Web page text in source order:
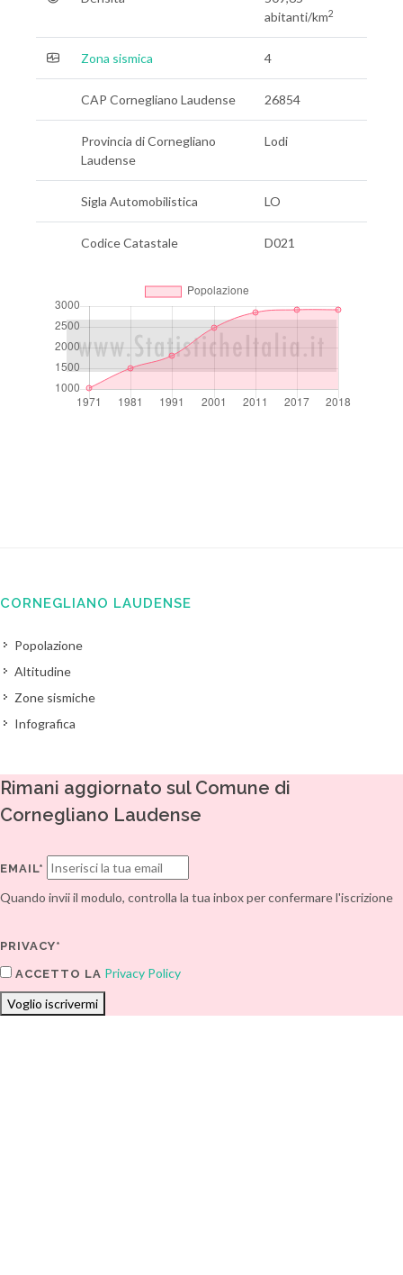
abitanti/km2
Zona sismica 4
CAP Cornegliano Laudense 26854
Provincia di Cornegliano
Laudense
Lodi
Sigla Automobilistica LO
Codice Catastale D021
CORNEGLIANO LAUDENSE
Popolazione
Altitudine
Zone sismiche
Infografica
Rimani aggiornato sul Comune di
Cornegliano Laudense
EMAIL*
Quando invii il modulo, controlla la tua inbox per confermare l'iscrizione
PRIVACY*
ACCETTO LA Privacy Policy
Voglio iscrivermi